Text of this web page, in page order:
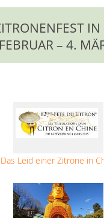
– 4.
Das Leid einer Zitrone in